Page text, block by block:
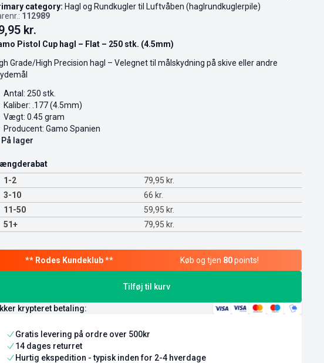
category: Hagl og Rundkugler til Luftvåben (haglrundkuglerpile)
112989
kr.
Pistol Cup hagl – Flat – 250 stk. (4.5mm)
Grade/High Precision hagl – Velegnet til målskydning på skive eller andre
Antal: 250 stk.
Kaliber: .177 (4.5mm)
Vægt: 0.45 gram
Producent: Gamo Spanien
På lager
1-2
79,95 kr.
3-10
66 kr.
11-50
59,95 kr.
51+
79,95 kr.
Køb og tjen 80points!
Tilføj til kurv
krypteret betaling:
Gratis levering på ordre over 500kr
14 dages returret
Hurtig ekspedition - typisk inden for 2-4 hverdage